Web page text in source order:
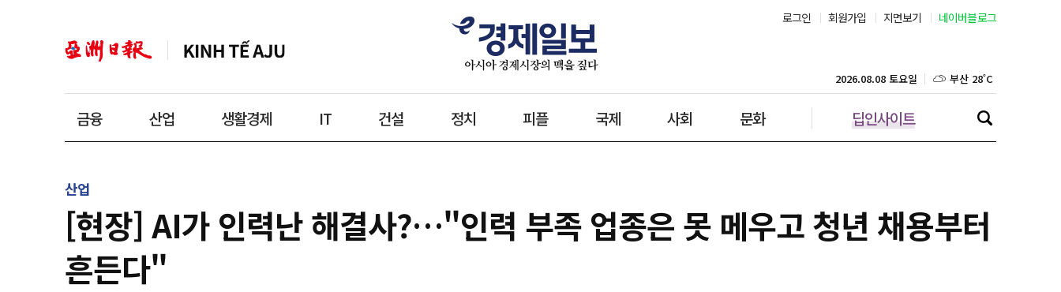
로그인 회원가입 지면보기 네이버블로그
금융 산업 생활경제 IT 건설 정치 피플 국제 사회 문화 딥인사이트
2026.08.08 토요일 대구 27˚C
인천 26˚C
울산 26˚C
산업
[현장] AI가 인력난 해결사?…"인력 부족 업종은 못 메우고 청년 채용부터
흔든다"